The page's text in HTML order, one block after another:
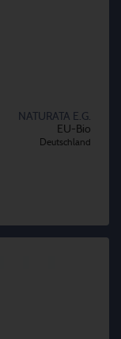
NATURATA E.G.
EU-Bio
Deutschland